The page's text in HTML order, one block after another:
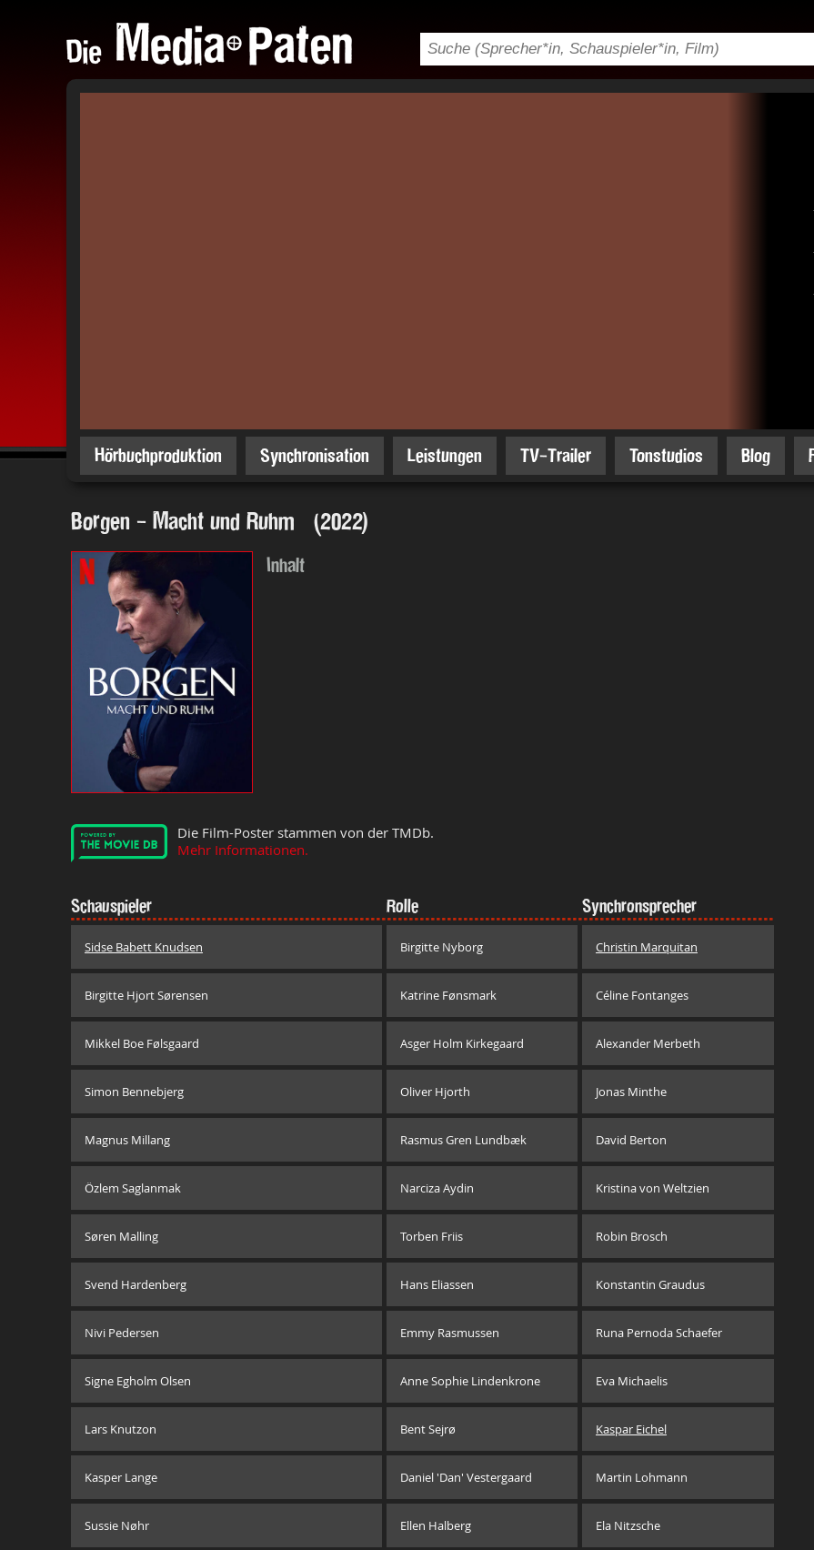
Hörbuchproduktion Synchronisation Leistungen TV-Trailer Tonstudios Blog
Borgen - Macht und Ruhm (2022)
Inhalt
Die Film-Poster stammen von der TMDb.
Mehr Informationen.
Schauspieler Rolle Synchronsprecher
Sidse Babett Knudsen Birgitte Nyborg Christin Marquitan
Birgitte Hjort Sørensen Katrine Fønsmark Céline Fontanges
Mikkel Boe Følsgaard Asger Holm Kirkegaard Alexander Merbeth
Simon Bennebjerg Oliver Hjorth Jonas Minthe
Magnus Millang Rasmus Gren Lundbæk David Berton
Özlem Saglanmak Narciza Aydin Kristina von Weltzien
Søren Malling Torben Friis Robin Brosch
Svend Hardenberg Hans Eliassen Konstantin Graudus
Nivi Pedersen Emmy Rasmussen Runa Pernoda Schaefer
Signe Egholm Olsen Anne Sophie Lindenkrone Eva Michaelis
Lars Knutzon Bent Sejrø Kaspar Eichel
Kasper Lange Daniel 'Dan' Vestergaard Martin Lohmann
Sussie Nøhr Ellen Halberg Ela Nitzsche